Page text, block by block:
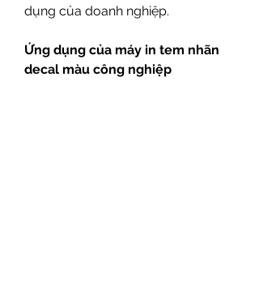
dụng của doanh nghiệp.
Ứng dụng của máy in tem nhãn
decal màu công nghiệp